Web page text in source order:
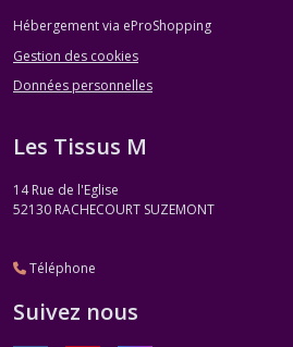
Hébergement via eProShopping
Gestion des cookies
Données personnelles
Les Tissus M
14 Rue de l'Eglise
52130 RACHECOURT SUZEMONT
Téléphone
Suivez nous